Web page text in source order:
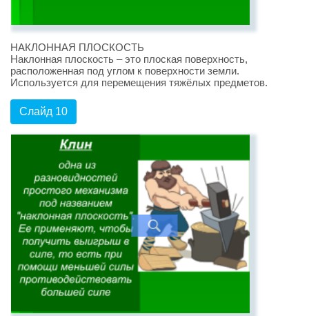
НАКЛОННАЯ ПЛОСКОСТЬ
Наклонная плоскость – это плоская поверхность,
расположенная под углом к поверхности земли.
Используется для перемещения тяжёлых предметов.
Слайд 10